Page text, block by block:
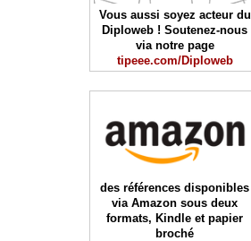
Vous aussi soyez acteur du
Diploweb ! Soutenez-nous
via notre page
tipeee.com/Diploweb
des références disponibles
via Amazon sous deux
formats, Kindle et papier
broché